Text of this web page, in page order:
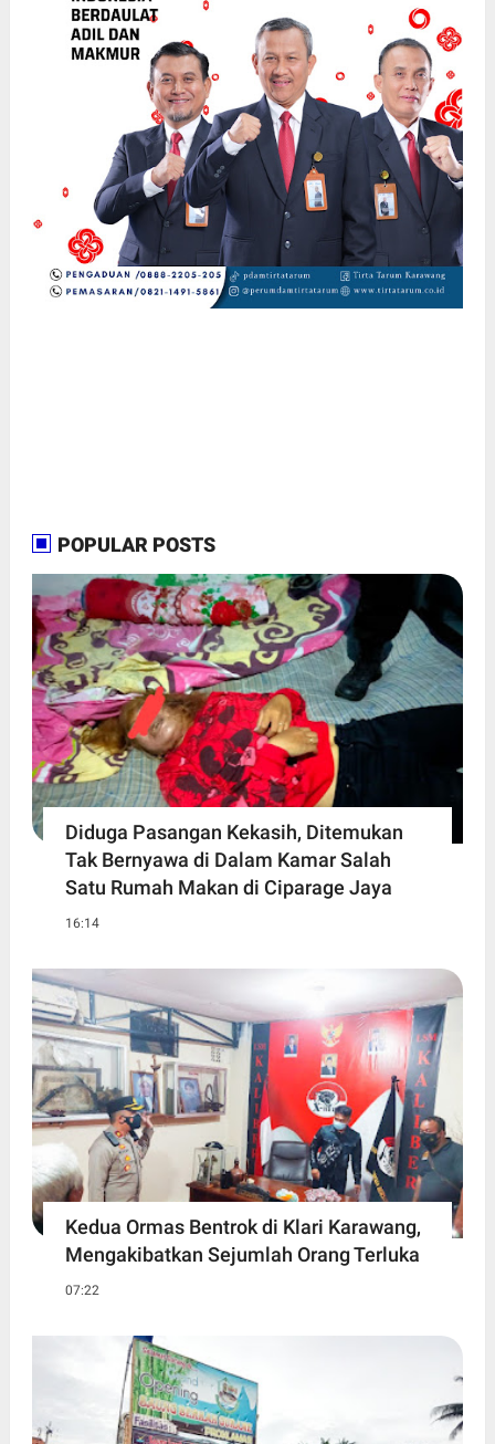
POPULAR POSTS
Diduga Pasangan Kekasih, Ditemukan
Tak Bernyawa di Dalam Kamar Salah
Satu Rumah Makan di Ciparage Jaya
16:14
Kedua Ormas Bentrok di Klari Karawang,
Mengakibatkan Sejumlah Orang Terluka
07:22